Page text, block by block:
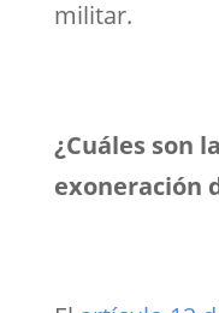
militar.
¿Cuáles son
exoneración